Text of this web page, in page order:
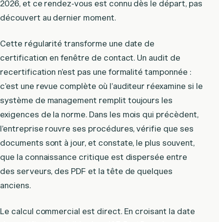
2026, et ce rendez-vous est connu dès le départ, pas
découvert au dernier moment.
Cette régularité transforme une date de
certification en fenêtre de contact. Un audit de
recertification n’est pas une formalité tamponnée :
c’est une revue complète où l’auditeur réexamine si le
système de management remplit toujours les
exigences de la norme. Dans les mois qui précèdent,
l’entreprise rouvre ses procédures, vérifie que ses
documents sont à jour, et constate, le plus souvent,
que la connaissance critique est dispersée entre
des serveurs, des PDF et la tête de quelques
anciens.
Le calcul commercial est direct. En croisant la date